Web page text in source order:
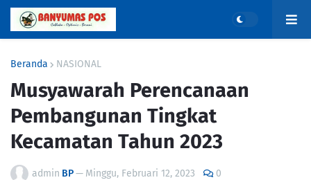
Beranda NASIONAL
Musyawarah Perencanaan
Pembangunan Tingkat
Kecamatan Tahun 2023
admin BP— Minggu, Februari 12, 2023 0